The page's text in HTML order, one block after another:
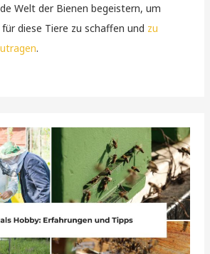
Welt der Bienen begeistern, um
diese Tiere zu schaffen und zu
.